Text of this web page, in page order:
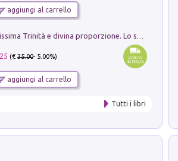
aggiungi al carrello
(€35.00- 5.00%)
aggiungi al carrello
Tutti i libri